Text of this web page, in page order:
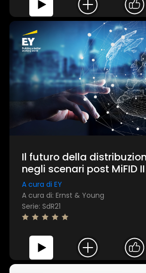
Personalizza
Il futuro della
negli scenari post MiFID II
A cura di EY
A cura di: Ernst & Young
Serie: SdR21